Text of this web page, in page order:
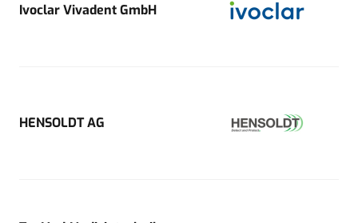
Ivoclar Vivadent GmbH
HENSOLDT AG